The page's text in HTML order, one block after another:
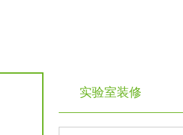
实验室装修